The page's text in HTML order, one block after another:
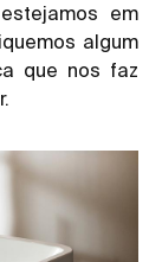
em
algum
que nos faz